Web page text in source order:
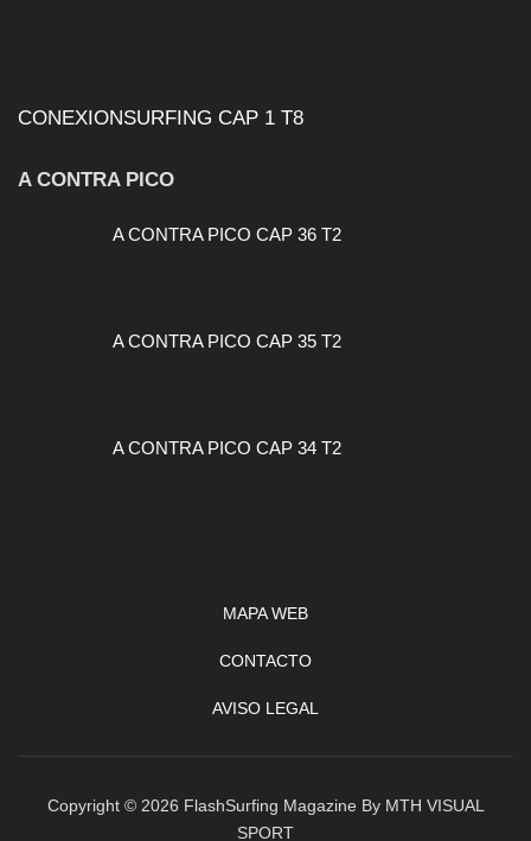
CONEXIONSURFING CAP 1 T8
A CONTRA PICO
A CONTRA PICO CAP 36 T2
A CONTRA PICO CAP 35 T2
A CONTRA PICO CAP 34 T2
MAPA WEB
CONTACTO
AVISO LEGAL
Copyright © 2026 FlashSurfing Magazine By MTH VISUAL
SPORT